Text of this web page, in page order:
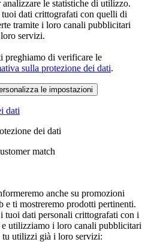
le statistiche di utilizzo.
dati crittografati con quelli di
tramite i loro canali pubblicitari
servizi.
preghiamo di verificare le
sulla protezione dei dati.
le impostazioni
dati
dei dati
match
anche su promozioni
e ti mostreremo prodotti pertinenti.
tuoi dati personali crittografati con i
utilizziamo i loro canali pubblicitari
tu utilizzi già i loro servizi: